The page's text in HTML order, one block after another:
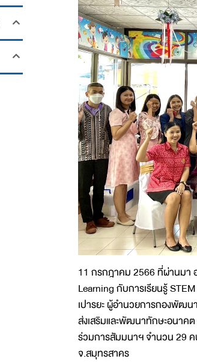
11 กรกฎาคม 2566 ที่ผ่านมา
Learning กับการเรียนรู้
เปารยะ ผู้อำนวยการกองพัฒน
ส่งเสริมและพัฒนาทักษะอนาค
ร่วมการสัมมนาฯ จำนวน 29
จ.สมุทรสาคร